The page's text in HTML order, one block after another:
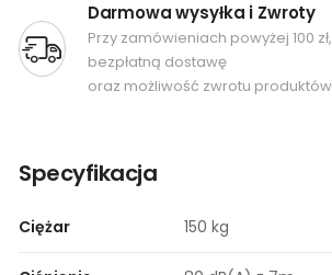
Darmowa wysyłka i Zwroty
Przy zamówieniach powyżej 100
bezpłatną dostawę
oraz możliwość zwrotu
Specyfikacja
Ciężar 150 kg